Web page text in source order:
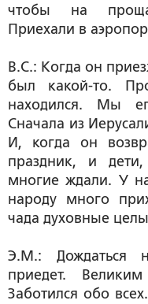
чтобы на
Приехали в
В.С.: Когда он
был какой-то.
находился. Мы
Сначала из
И, когда он
праздник, и
многие ждали. У
народу много
чада духовные
Э.М.: Дождаться
приедет.
Заботился обо